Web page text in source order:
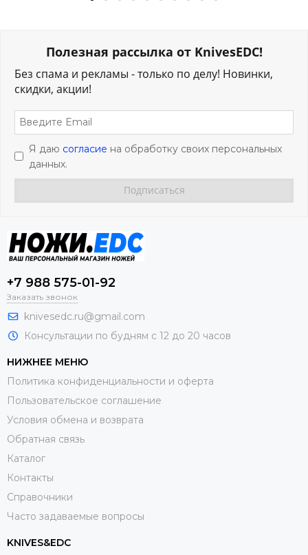
Полезная рассылка от KnivesEDC!
Без спама и рекламы - только по делу! Новинки,
скидки, акции!
Я даю согласие на обработку своих персональных
данных.
+7 988 575-01-92
Заказать звонок
knivesedc.ru@gmail.com
Консультации по будням с 12 до 20 часов
НИЖНЕЕ МЕНЮ
Политика конфиденциальности и оферта
Пользовательское соглашение
Условия обмена и возврата
Обратная связь
Каталог
Контакты
Справочники
Часто задаваемые вопросы
KNIVES&EDC